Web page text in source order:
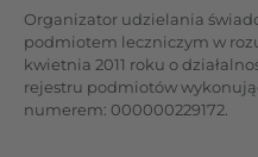
Organizator udzielania
podmiotem leczniczym w
kwietnia 2011 roku o
rejestru podmiotów
numerem: 000000229172.